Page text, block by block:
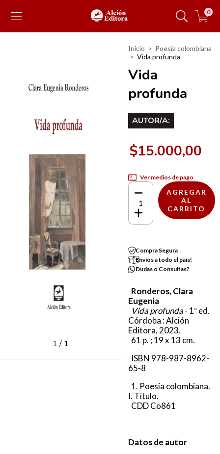
0
1/ 1
Inicio > Poesía colombiana
> Vida profunda
Vida
profunda
AUTOR/A:
$15.000,00
Ver medios de pago
Compra Segura
Envíos a todo el país!
Dudas o Consultas?
Ronderos, Clara
Eugenia
Vida profunda- 1ª ed.
Córdoba : Alción
Editora, 2023.
61 p. ; 19 x 13 cm.
ISBN 978-987-8962-
65-8
1. Poesía colombiana.
I. Título.
CDD Co861
Datos de autor